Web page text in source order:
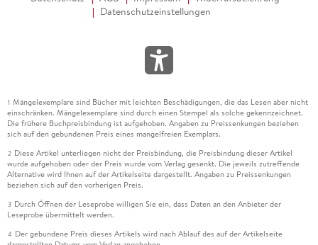
Datenschutzeinstellungen
1 Mängelexemplare sind Bücher mit leichten Beschädigungen, die das Lesen aber nicht
einschränken. Mängelexemplare sind durch einen Stempel als solche gekennzeichnet.
Die frühere Buchpreisbindung ist aufgehoben. Angaben zu Preissenkungen beziehen
sich auf den gebundenen Preis eines mangelfreien Exemplars.
2 Diese Artikel unterliegen nicht der Preisbindung, die Preisbindung dieser Artikel
wurde aufgehoben oder der Preis wurde vom Verlag gesenkt. Die jeweils zutreffende
Alternative wird Ihnen auf der Artikelseite dargestellt. Angaben zu Preissenkungen
beziehen sich auf den vorherigen Preis.
3 Durch Öffnen der Leseprobe willigen Sie ein, dass Daten an den Anbieter der
Leseprobe übermittelt werden.
4 Der gebundene Preis dieses Artikels wird nach Ablauf des auf der Artikelseite